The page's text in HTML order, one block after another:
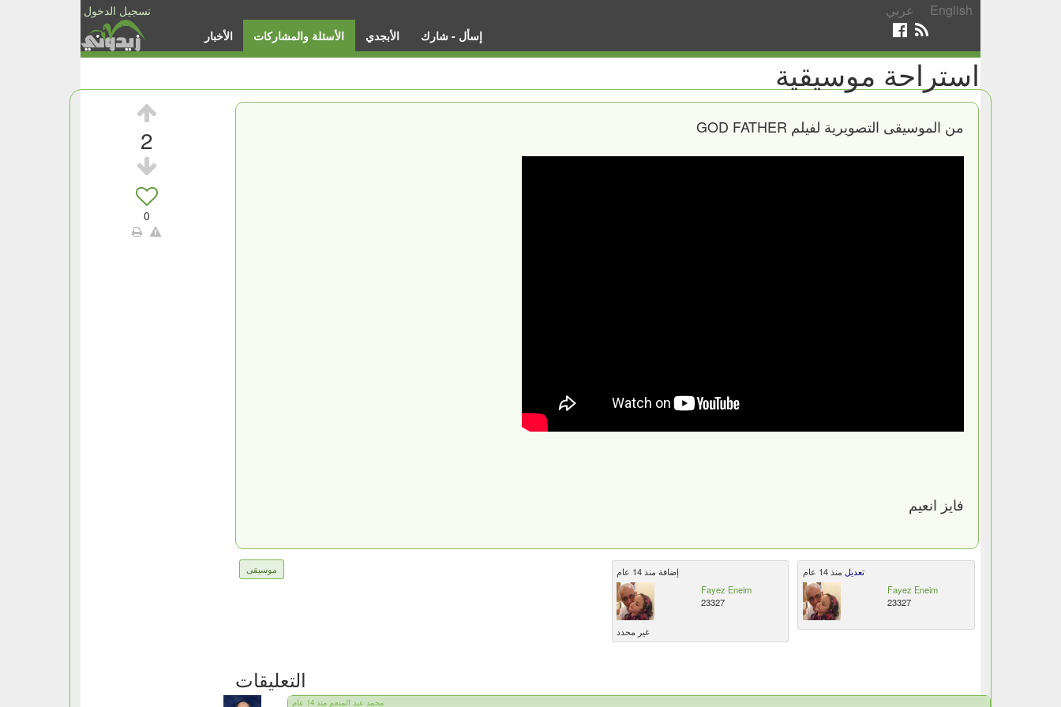
تسجيل الدخول عربي English
الأخبار الأسئلة والمشاركات الأبجدي إسأل - شارك
استراحة موسيقية
2
0
من الموسيقى التصويرية لفيلم GOD FATHER
فايز انعيم
موسيقى
إضافة منذ 14 عام
Fayez Eneim
23327
غير محدد
تعديل منذ 14 عام
Fayez Eneim
23327
التعليقات
محمد عبد المنعم منذ 14 عام